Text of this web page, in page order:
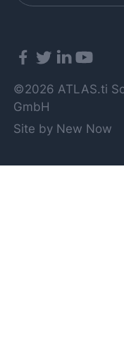
©2026 ATLAS.ti
GmbH
Site by New Now